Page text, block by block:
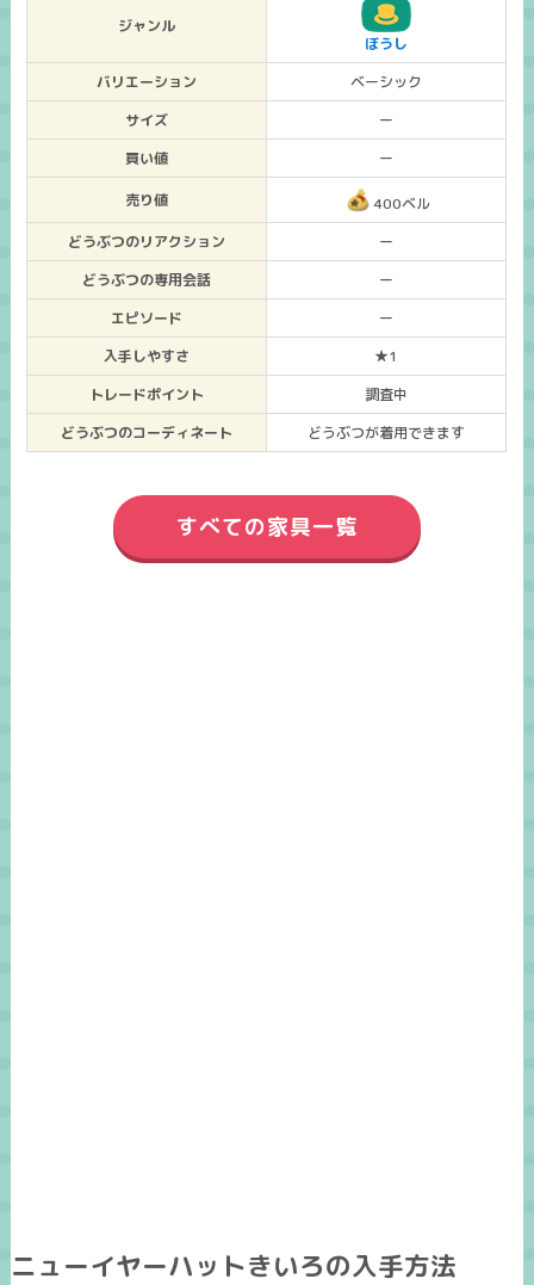
ジャンル
ぼうし
バリエーション
ベーシック
サイズ
ー
買い値
ー
売り値
400ベル
どうぶつのリアクション
ー
どうぶつの専用会話
ー
エピソード
ー
入手しやすさ
★1
トレードポイント
調査中
どうぶつのコーディネート
どうぶつが着用できます
すべての家具一覧
ニューイヤーハットきいろの入手方法